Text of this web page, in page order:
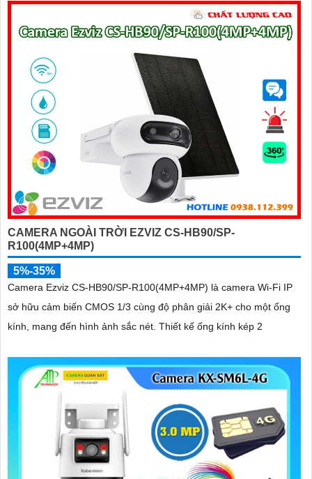
CAMERA NGOÀI TRỜI EZVIZ CS-HB90/SP-
R100(4MP+4MP)
5%-35%
Camera Ezviz CS-HB90/SP-R100(4MP+4MP) là camera Wi-Fi IP
sở hữu cảm biến CMOS 1/3 cùng độ phân giải 2K+ cho một ống
kính, mang đến hình ảnh sắc nét. Thiết kế ống kính kép 2